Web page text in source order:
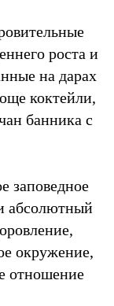
роста и
на дарах
коктейли,
банника с
заповедное
абсолютный
окружение,
отношение